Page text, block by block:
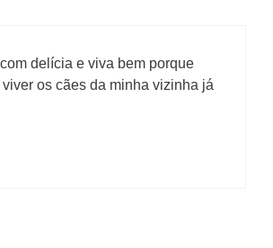
delícia e viva bem porque
os cães da minha vizinha já